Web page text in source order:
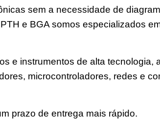
sem a necessidade de
e BGA somos especializados
e instrumentos de alta tecnologia,
microcontroladores, redes e
prazo de entrega mais rápido.